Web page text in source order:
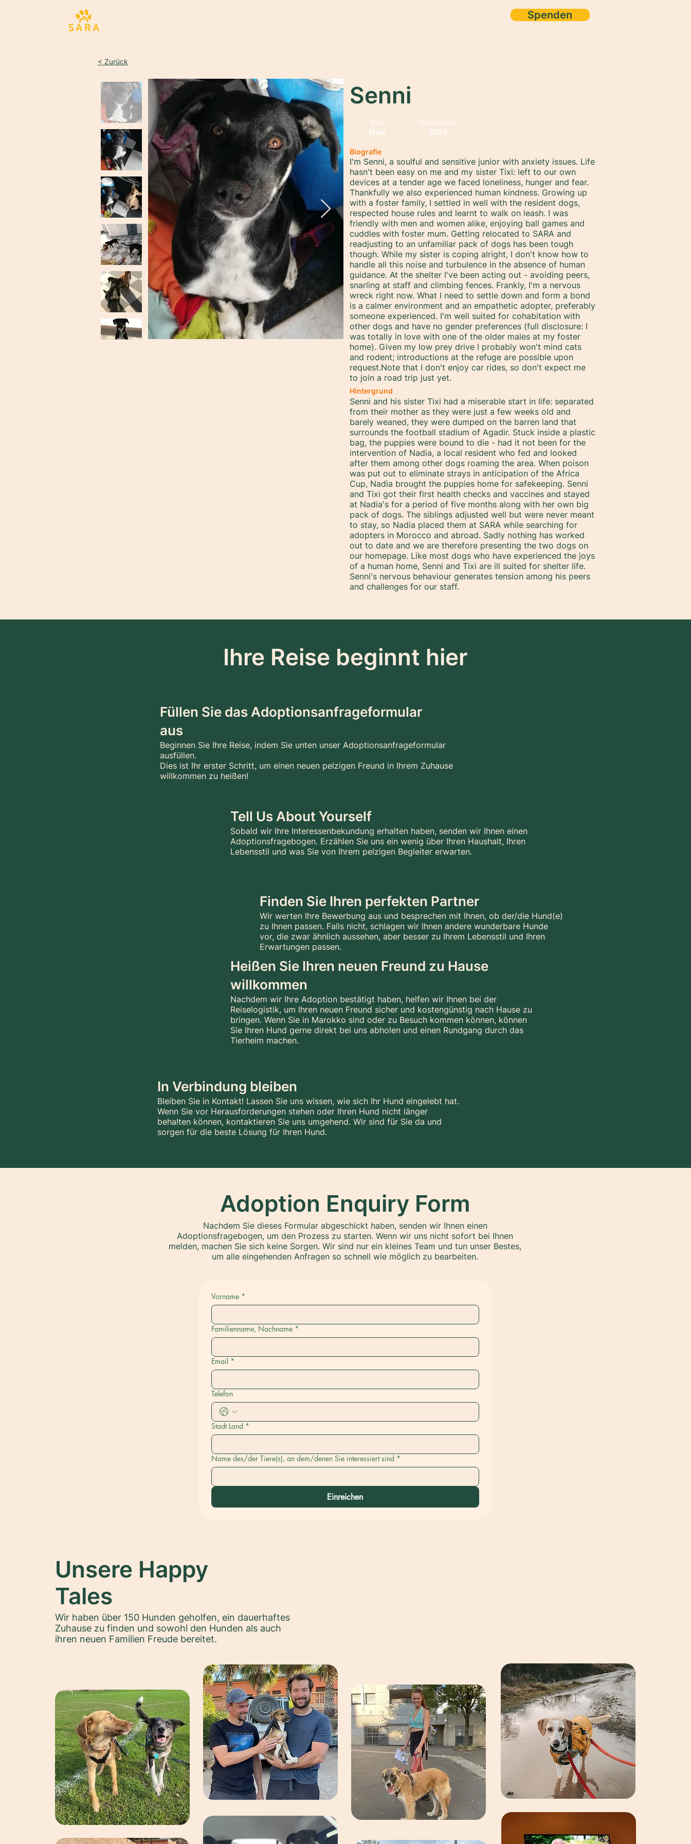
Spenden
< Zurück
Senni
Sex
Male
Geburtsjahr
2024
Biografie
I'm Senni, a soulful and sensitive junior with anxiety issues. Life
hasn't been easy on me and my sister Tixi: left to our own
devices at a tender age we faced loneliness, hunger and fear.
Thankfully we also experienced human kindness. Growing up
with a foster family, I settled in well with the resident dogs,
respected house rules and learnt to walk on leash. I was
friendly with men and women alike, enjoying ball games and
cuddles with foster mum. Getting relocated to SARA and
readjusting to an unfamiliar pack of dogs has been tough
though. While my sister is coping alright, I don't know how to
handle all this noise and turbulence in the absence of human
guidance. At the shelter I've been acting out - avoiding peers,
snarling at staff and climbing fences. Frankly, I'm a nervous
wreck right now. What I need to settle down and form a bond
is a calmer environment and an empathetic adopter, preferably
someone experienced. I'm well suited for cohabitation with
other dogs and have no gender preferences (full disclosure: I
was totally in love with one of the older males at my foster
home). Given my low prey drive I probably won't mind cats
and rodent; introductions at the refuge are possible upon
request.Note that I don't enjoy car rides, so don't expect me
to join a road trip just yet.
Hintergrund
Senni and his sister Tixi had a miserable start in life: separated
from their mother as they were just a few weeks old and
barely weaned, they were dumped on the barren land that
surrounds the football stadium of Agadir. Stuck inside a plastic
bag, the puppies were bound to die - had it not been for the
intervention of Nadia, a local resident who fed and looked
after them among other dogs roaming the area. When poison
was put out to eliminate strays in anticipation of the Africa
Cup, Nadia brought the puppies home for safekeeping. Senni
and Tixi got their first health checks and vaccines and stayed
at Nadia's for a period of five months along with her own big
pack of dogs. The siblings adjusted well but were never meant
to stay, so Nadia placed them at SARA while searching for
adopters in Morocco and abroad. Sadly nothing has worked
out to date and we are therefore presenting the two dogs on
our homepage. Like most dogs who have experienced the joys
of a human home, Senni and Tixi are ill suited for shelter life.
Senni's nervous behaviour generates tension among his peers
and challenges for our staff.
Ihre Reise beginnt hier
Füllen Sie das Adoptionsanfrageformular
aus
Beginnen Sie Ihre Reise, indem Sie unten unser Adoptionsanfrageformular
ausfüllen.
Dies ist Ihr erster Schritt, um einen neuen pelzigen Freund in Ihrem Zuhause
willkommen zu heißen!
Tell Us About Yourself
Sobald wir Ihre Interessenbekundung erhalten haben, senden wir Ihnen einen
Adoptionsfragebogen. Erzählen Sie uns ein wenig über Ihren Haushalt, Ihren
Lebensstil und was Sie von Ihrem pelzigen Begleiter erwarten.
Finden Sie Ihren perfekten Partner
Wir werten Ihre Bewerbung aus und besprechen mit Ihnen, ob der/die Hund(e)
zu Ihnen passen. Falls nicht, schlagen wir Ihnen andere wunderbare Hunde
vor, die zwar ähnlich aussehen, aber besser zu Ihrem Lebensstil und Ihren
Erwartungen passen.
Heißen Sie Ihren neuen Freund zu Hause
willkommen
Nachdem wir Ihre Adoption bestätigt haben, helfen wir Ihnen bei der
Reiselogistik, um Ihren neuen Freund sicher und kostengünstig nach Hause zu
bringen. Wenn Sie in Marokko sind oder zu Besuch kommen können, können
Sie Ihren Hund gerne direkt bei uns abholen und einen Rundgang durch das
Tierheim machen.
In Verbindung bleiben
Bleiben Sie in Kontakt! Lassen Sie uns wissen, wie sich Ihr Hund eingelebt hat.
Wenn Sie vor Herausforderungen stehen oder Ihren Hund nicht länger
behalten können, kontaktieren Sie uns umgehend. Wir sind für Sie da und
sorgen für die beste Lösung für Ihren Hund.
Adoption Enquiry Form
Nachdem Sie dieses Formular abgeschickt haben, senden wir Ihnen einen
Adoptionsfragebogen, um den Prozess zu starten. Wenn wir uns nicht sofort bei Ihnen
melden, machen Sie sich keine Sorgen. Wir sind nur ein kleines Team und tun unser Bestes,
um alle eingehenden Anfragen so schnell wie möglich zu bearbeiten.
Vorname *
Familienname, Nachname *
Email *
Telefon
Stadt Land *
Name des/der Tiere(s), an dem/denen Sie interessiert sind *
Einreichen
Unsere Happy
Tales
Wir haben über 150 Hunden geholfen, ein dauerhaftes
Zuhause zu finden und sowohl den Hunden als auch
ihren neuen Familien Freude bereitet.